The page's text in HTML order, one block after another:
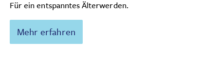
Für ein entspanntes Älterwerden.
Mehr erfahren